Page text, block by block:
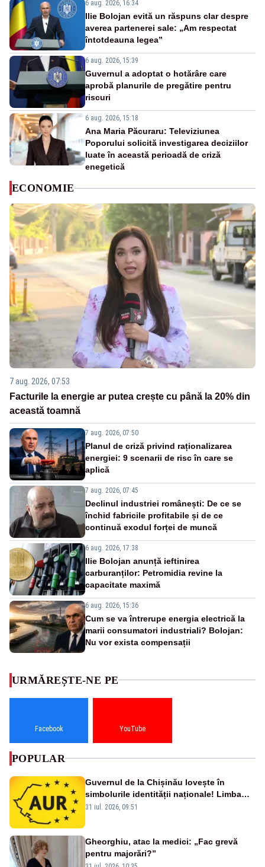
6 aug. 2026, 16:34
Ilie Bolojan evită un răspuns clar despre
averea partenerei sale: „Am respectat
întotdeauna legea”
6 aug. 2026, 15:39
Guvernul a adoptat o hotărâre care
aprobă planurile de pregătire pentru
riscuri
6 aug. 2026, 15:18
Ana Maria Păcuraru: Televiziunea
Poporului solicită investigarea deciziilor
luate în această perioadă de criză
enegetică
ECONOMIE
7 aug. 2026, 07:53
Facturile la energie ar putea crește cu până la 20% din
această toamnă
7 aug. 2026, 07:50
Planul de criză privind raționalizarea
energiei: 9 scenarii de risc în care se
aplică
7 aug. 2026, 07:45
Declinul industriei românești: De ce se
închid fabricile profitabile și de ce
continuă exodul forței de muncă
6 aug. 2026, 17:38
Ilie Bolojan anunță ieftinirea
carburanților: Petromidia revine la
capacitate maximă
6 aug. 2026, 15:36
Cum se va întrerupe energia electrică la
marii consumatori industriali? Bolojan:
Nu vor exista compensații
URMĂREȘTE-NE PE
Facebook YouTube
POPULAR
Guvernul de la Chișinău lovește în
simbolurile identității naționale! Limba
română nu se economisește! Limba
31 iul. 2026, 09:51
Gheorghiu, atac la medici: „Fac grevă
pentru majorări?”